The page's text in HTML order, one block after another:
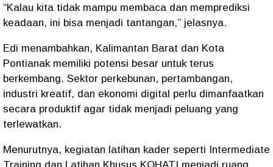
“Kalau kita tidak mampu membaca dan memprediksi
keadaan, ini bisa menjadi tantangan,” jelasnya.
Edi menambahkan, Kalimantan Barat dan Kota
Pontianak memiliki potensi besar untuk terus
berkembang. Sektor perkebunan, pertambangan,
industri kreatif, dan ekonomi digital perlu dimanfaatkan
secara produktif agar tidak menjadi peluang yang
terlewatkan.
Menurutnya, kegiatan latihan kader seperti Intermediate